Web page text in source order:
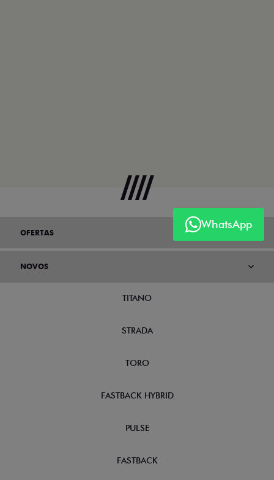
WhatsApp
OFERTAS
NOVOS
TITANO
STRADA
TORO
FASTBACK HYBRID
PULSE
FASTBACK